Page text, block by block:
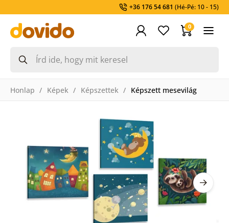
+36 176 54 681 (Hé-Pé: 10 - 15)
0
Honlap Képek Képszettek Képszett mesevilág